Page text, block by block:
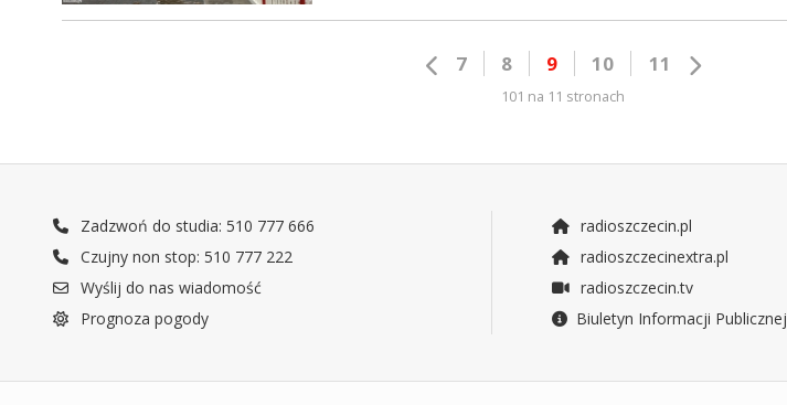
7 8 9 10 11
101 na 11 stronach
Zadzwoń do studia: 510 777 666
Czujny non stop: 510 777 222
Wyślij do nas wiadomość
Prognoza pogody
radioszczecin.pl
radioszczecinextra.pl
radioszczecin.tv
Biuletyn Informacji Publicznej